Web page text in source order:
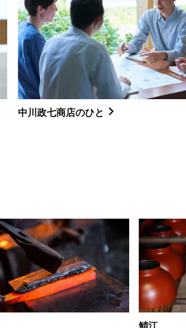
中川政七商店のひと